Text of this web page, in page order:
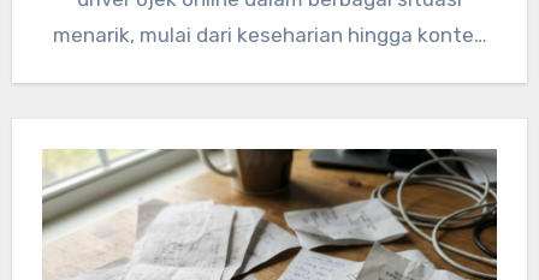
menarik, mulai dari keseharian hingga konten